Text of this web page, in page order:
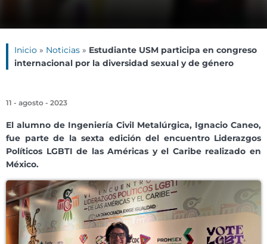
Inicio » Noticias » Estudiante USM participa en congreso
internacional por la diversidad sexual y de género
11 - agosto - 2023
El alumno de Ingeniería Civil Metalúrgica, Ignacio Caneo,
fue parte de la sexta edición del encuentro Liderazgos
Políticos LGBTI de las Américas y el Caribe realizado en
México.